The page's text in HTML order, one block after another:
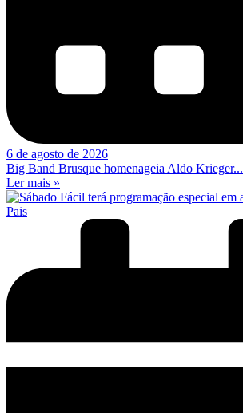
6 de agosto de 2026
Big Band Brusque homenageia Aldo Krieger...
Ler mais »